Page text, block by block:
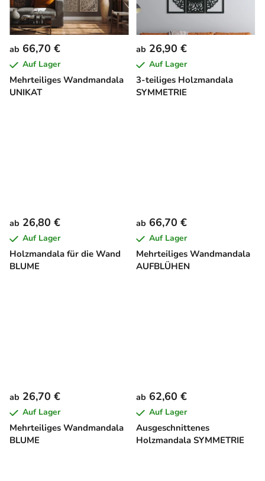
Mehrteiliges Wandmandala
UNIKAT
ab 66,70 €
Auf Lager
3-teiliges Holzmandala
SYMMETRIE
ab 26,90 €
Auf Lager
Holzmandala für die Wand
BLUME
ab 26,80 €
Auf Lager
Mehrteiliges Wandmandala
AUFBLÜHEN
ab 66,70 €
Auf Lager
Mehrteiliges Wandmandala
BLUME
ab 26,70 €
Auf Lager
Ausgeschnittenes
Holzmandala SYMMETRIE
ab 62,60 €
Auf Lager